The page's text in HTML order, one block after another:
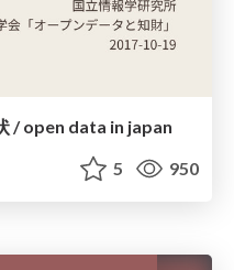
/ open data in japan
5 950